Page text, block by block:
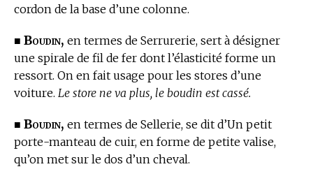
cordon de la base d’une colonne.
■ Boudin, en termes de Serrurerie, sert à désigner
une spirale de fil de fer dont l’élasticité forme un
ressort. On en fait usage pour les stores d’une
voiture. Le store ne va plus, le boudin est cassé.
■ Boudin, en termes de Sellerie, se dit d’Un petit
porte-manteau de cuir, en forme de petite valise,
qu’on met sur le dos d’un cheval.